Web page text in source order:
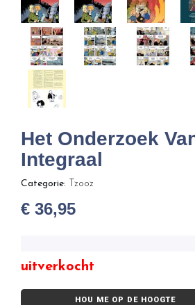
Het Onderzoek
Integraal
Categorie: Tzooz
€ 36,95
uitverkocht
HOU ME OP DE HOOGTE